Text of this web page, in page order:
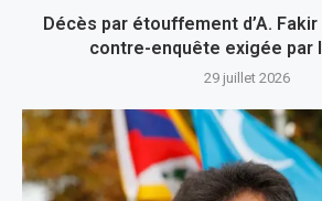
Décès par étouffement d’A.
contre-enquête exigée par
29 juillet 2026